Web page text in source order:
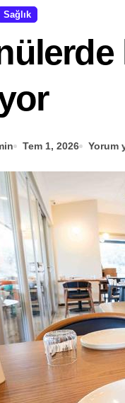
Sağlık
Tem 1, 2026 Yorum